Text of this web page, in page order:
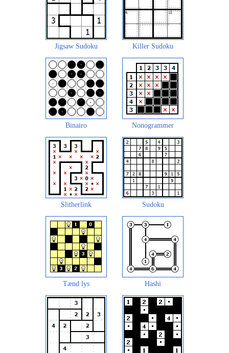
Jigsaw Sudoku Killer Sudoku
Binairo Nonogrammer
Slitherlink Sudoku
Tænd lys Hashi